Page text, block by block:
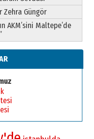
Zehra Güngör
AKM’sini Maltepe’de